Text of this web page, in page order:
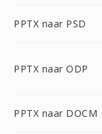
PPTX naar PSD
PPTX naar ODP
PPTX naar DOCM